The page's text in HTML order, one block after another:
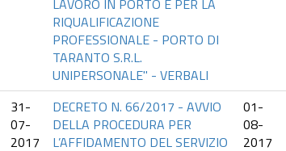
LAVORO IN PORTO E PER LA
RIQUALIFICAZIONE
PROFESSIONALE - PORTO DI
TARANTO S.R.L.
UNIPERSONALE" - VERBALI
31-
07-
2017
DECRETO N. 66/2017 - AVVIO
DELLA PROCEDURA PER
L’AFFIDAMENTO DEL SERVIZIO
01-
08-
2017